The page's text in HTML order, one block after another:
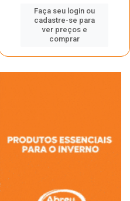
Faça seu login ou
cadastre-se para
ver preços e
comprar